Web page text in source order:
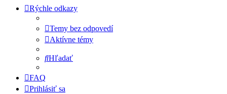
Rýchle odkazy
Temy bez odpovedí
Aktívne témy
Hľadať
FAQ
Prihlásiť sa